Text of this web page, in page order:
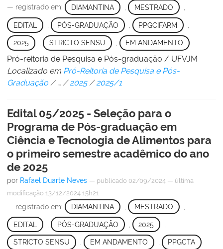
— registrado em: DIAMANTINA MESTRADO
EDITAL PÓS-GRADUAÇÃO PPGCIFARM
2025 , STRICTO SENSU , EM ANDAMENTO
Pró-reitoria de Pesquisa e Pós-graduação / UFVJM
Localizado em Pró-Reitoria de Pesquisa e Pós-
Graduação /… /2025 /2025/1
Edital 05/2025 - Seleção para o
Programa de Pós-graduação em
Ciência e Tecnologia de Alimentos para
o primeiro semestre acadêmico do ano
de 2025
por Rafael Duarte Neves — publicado 02/09/2024 — última
modificação 13/12/2024 15h21
— registrado em: DIAMANTINA MESTRADO
EDITAL PÓS-GRADUAÇÃO 2025
STRICTO SENSU , EM ANDAMENTO , PPGCTA